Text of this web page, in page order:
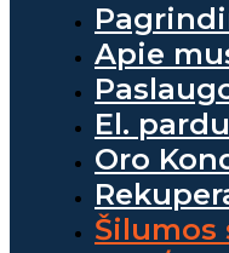
Apie
El.
Oro
Šilumos